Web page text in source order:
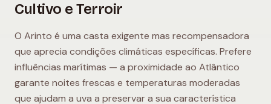
Cultivo e Terroir
O Arinto é uma casta exigente mas recompensadora
que aprecia condições climáticas específicas. Prefere
influências marítimas — a proximidade ao Atlântico
garante noites frescas e temperaturas moderadas
que ajudam a uva a preservar a sua característica